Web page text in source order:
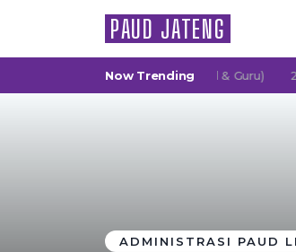
PAUD JATENG
Now Trending
(Persatuan Orang Tua Murid & Guru) 26++
ADMINISTRASI PAUD